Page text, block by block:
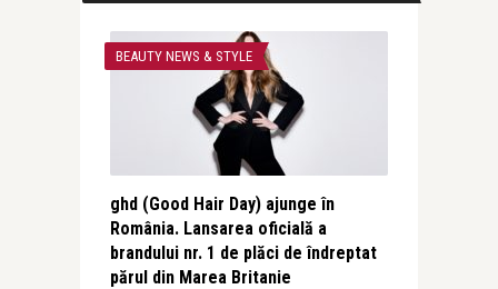
BEAUTY NEWS & STYLE
ghd (Good Hair Day) ajunge în
România. Lansarea oficială a
brandului nr. 1 de plăci de îndreptat
părul din Marea Britanie